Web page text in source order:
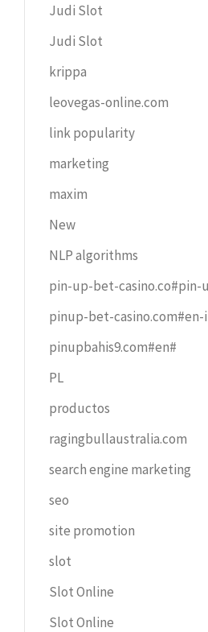
Judi Slot
Judi Slot
krippa
leovegas-online.com
link popularity
marketing
maxim
New
NLP algorithms
pin-up-bet-casino.co#pin-
pinup-bet-casino.com#en-
pinupbahis9.com#en#
PL
productos
ragingbullaustralia.com
search engine marketing
seo
site promotion
slot
Slot Online
Slot Online